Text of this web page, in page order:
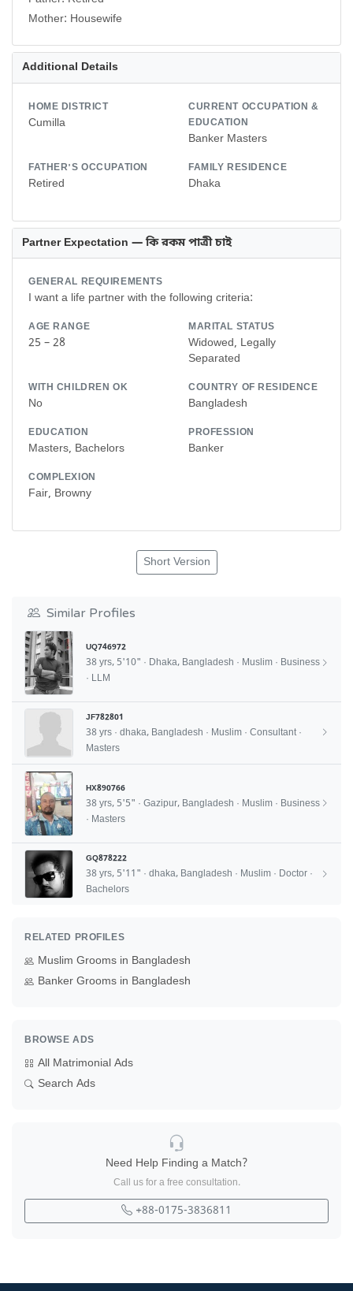
Additional Details
HOME DISTRICT
Cumilla
CURRENT OCCUPATION &
EDUCATION
Banker Masters
FATHER'S OCCUPATION
Retired
FAMILY RESIDENCE
Dhaka
Partner Expectation — কি রকম পাত্রী চাই
GENERAL REQUIREMENTS
I want a life partner with the following criteria:
AGE RANGE
25 – 28
MARITAL STATUS
Widowed, Legally
Separated
WITH CHILDREN OK
No
COUNTRY OF RESIDENCE
Bangladesh
EDUCATION
Masters, Bachelors
PROFESSION
Banker
COMPLEXION
Fair, Browny
Short Version
Similar Profiles
UQ746972
38 yrs, 5'10" · Dhaka, Bangladesh · Muslim · Business
· LLM
JF782801
38 yrs · dhaka, Bangladesh · Muslim · Consultant ·
Masters
HX890766
38 yrs, 5'5" · Gazipur, Bangladesh · Muslim · Business
· Masters
GQ878222
38 yrs, 5'11" · dhaka, Bangladesh · Muslim · Doctor ·
Bachelors
RELATED PROFILES
Muslim Grooms in Bangladesh
Banker Grooms in Bangladesh
BROWSE ADS
All Matrimonial Ads
Search Ads
Need Help Finding a Match?
Call us for a free consultation.
+88-0175-3836811